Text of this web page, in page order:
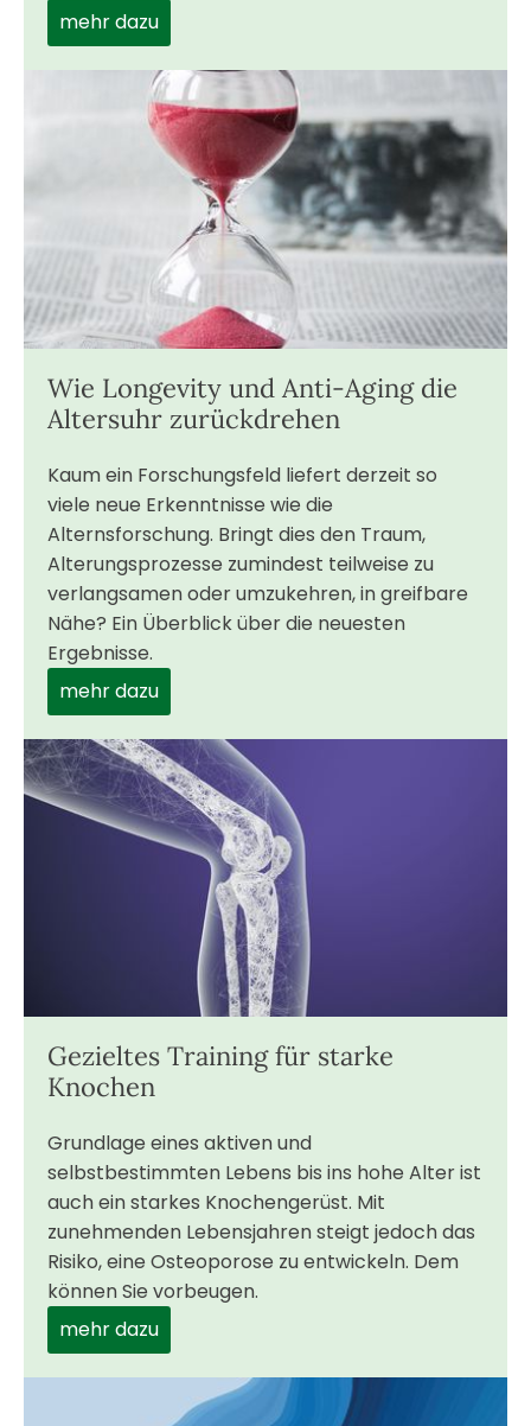
mehr dazu
Wie Longevity und Anti-Aging die
Altersuhr zurückdrehen
Kaum ein Forschungsfeld liefert derzeit so
viele neue Erkenntnisse wie die
Alternsforschung. Bringt dies den Traum,
Alterungsprozesse zumindest teilweise zu
verlangsamen oder umzukehren, in greifbare
Nähe? Ein Überblick über die neuesten
Ergebnisse.
mehr dazu
Gezieltes Training für starke
Knochen
Grundlage eines aktiven und
selbstbestimmten Lebens bis ins hohe Alter ist
auch ein starkes Knochengerüst. Mit
zunehmenden Lebensjahren steigt jedoch das
Risiko, eine Osteoporose zu entwickeln. Dem
können Sie vorbeugen.
mehr dazu